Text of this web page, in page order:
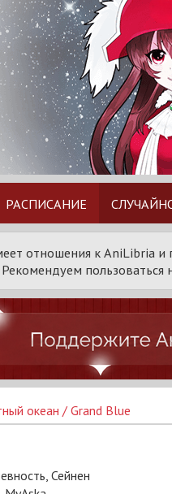
РАСПИСАНИЕ
отношения к AniLibria
океан / Grand Blue
Сейнен